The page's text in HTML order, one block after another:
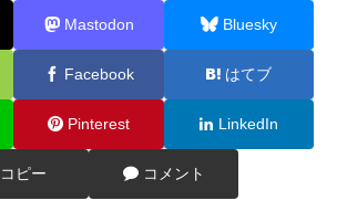
Mastodon Bluesky
Facebook はてブ
Pinterest LinkedIn
コピー コメント